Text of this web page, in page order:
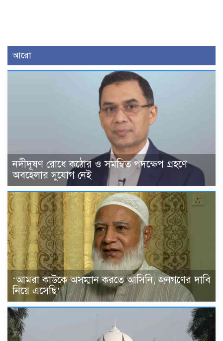
আরো
নদীদূষণ রোধে কঠোর ও সমন্বিত পদক্ষেপ গ্রহণে
অবহেলার সুযোগ নেই
‘আমরা কাউকে অসম্মান করতে আসিনি, জনগণের দাবি
নিয়ে এসেছি’